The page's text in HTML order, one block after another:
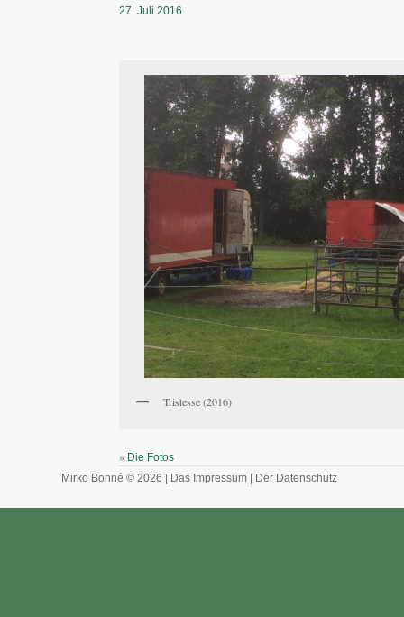
27. Juli 2016
Tristesse (2016)
» Die Fotos
Mirko Bonné © 2026 |
Das Impressum Der Datenschutz